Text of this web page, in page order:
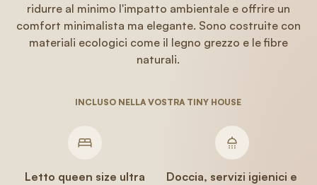
ridurre al minimo l'impatto ambientale e offrire un
comfort minimalista ma elegante. Sono costruite con
materiali ecologici come il legno grezzo e le fibre
naturali.
INCLUSO NELLA VOSTRA TINY HOUSE
Letto queen size ultra
Doccia, servizi igienici e